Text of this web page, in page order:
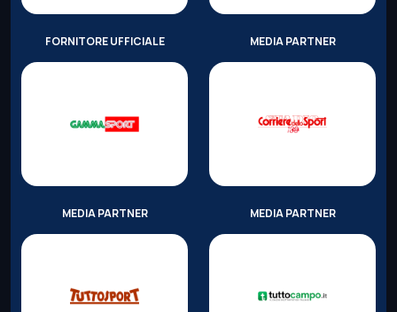
FORNITORE UFFICIALE MEDIA PARTNER
MEDIA PARTNER MEDIA PARTNER